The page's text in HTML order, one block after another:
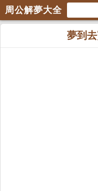
周公解夢大全
夢到